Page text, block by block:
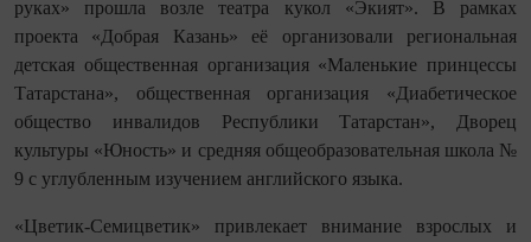
руках» прошла возле театра кукол «Экият». В рамках
проекта «Добрая Казань» её организовали региональная
детская общественная организация «Маленькие принцессы
Татарстана», общественная организация «Диабетическое
общество инвалидов Республики Татарстан», Дворец
культуры «Юность» и средняя общеобразовательная школа №
9 с углубленным изучением английского языка.
«Цветик-Семицветик» привлекает внимание взрослых и